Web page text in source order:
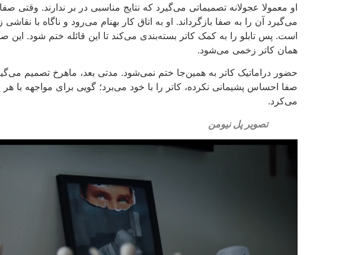
او معمولا عجولانه تصمیماتی می‌گیرد که نتایج مناسبی در بر ندارند. وقتی
می‌گیرد آن را به صفا بازگرداند. او به اتاق کار بهنام می‌رود و ناگاه با
است. پس تابلو را به کمک کاتر بسته‌بندی می‌کند تا این قائله ختم شود. این
همان کاتر زخمی می‌شود.
حضور دراماتیک کاتر به همین‌جا ختم نمی‌شود. مدتی بعد، ماهرخ تصمیم
صفا احساس پشیمانی نکرده، کاتر را با خود می‌برد؛ گویی برای مواجهه با
می‌کرد.
تصویر پل نیومن